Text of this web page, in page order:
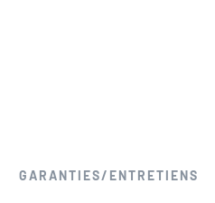
GARANTIES/ENTRETIENS